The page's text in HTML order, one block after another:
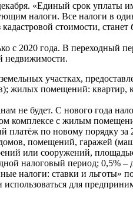
«Единый срок уплаты
налоги. Все налоги в
кадастровой стоимости,
2020 года. В переходный
недвижимости.
участках,
жилых помещений:
не будет. С нового года
комплексе с жилым
по новому порядку
помещений, гаражей
или сооружений,
налоговый период;
налоги: ставки и льготы»
для